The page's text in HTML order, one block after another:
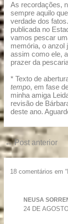
As recordações,
sempre aquilo
verdade dos
publicada no
vamos pescar
memória, o anzol
assim como ele,
prazer da
* Texto de
tempo, em fase
minha amiga
revisão de
deste ano.
←Post anterior
18 comentários em
NEUSA
24 DE